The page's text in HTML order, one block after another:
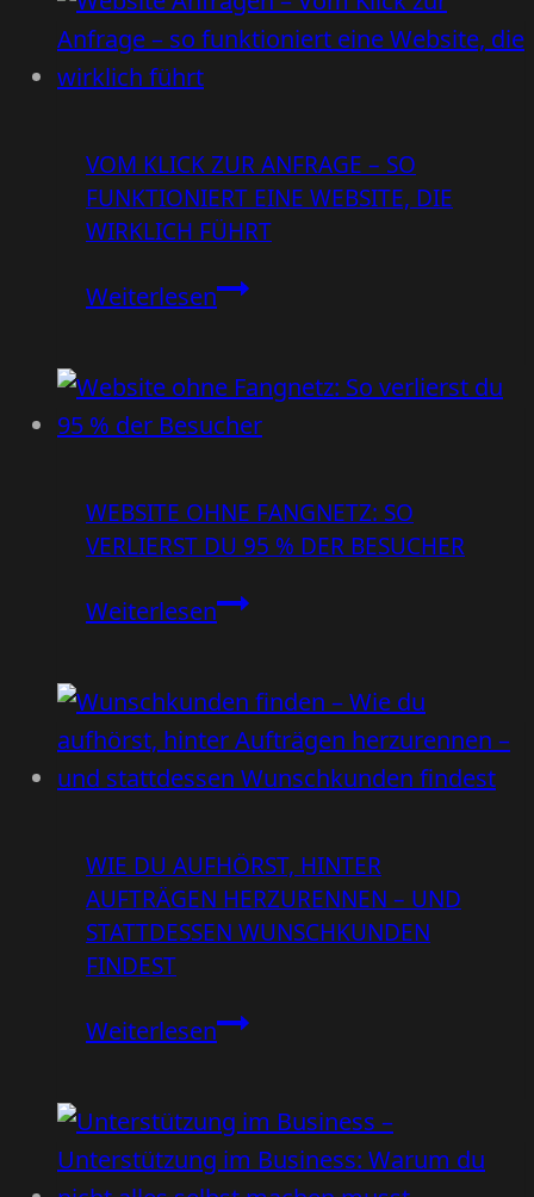
oft
unsichtbar
obwohl
es
stark
ist
VOM KLICK ZUR ANFRAGE – SO
FUNKTIONIERT EINE WEBSITE, DIE
WIRKLICH FÜHRT
WeiterlesenVom
Anfrage
–
funktioniert
eine
Website,
die
führt
WEBSITE OHNE FANGNETZ: SO
VERLIERST DU 95 % DER BESUCHER
WeiterlesenWebsite
So
verlierst
du
%
der
Besucher
WIE DU AUFHÖRST, HINTER
AUFTRÄGEN HERZURENNEN – UND
STATTDESSEN WUNSCHKUNDEN
FINDEST
WeiterlesenWie
hinter
Aufträgen